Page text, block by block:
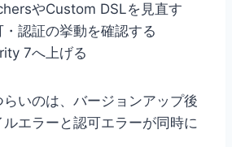
やCustom DSLを見直す
認証の挙動を確認する
7へ上げる
いのは、バージョンアップ後
エラーと認可エラーが同時に